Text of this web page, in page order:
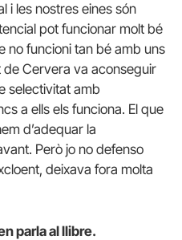
i les nostres eines són
pot funcionar molt bé
no funcioni tan bé amb uns
de Cervera va aconseguir
selectivitat amb
a ells els funciona. El que
d’adequar la
Però jo no defenso
deixava fora molta
parla al llibre.